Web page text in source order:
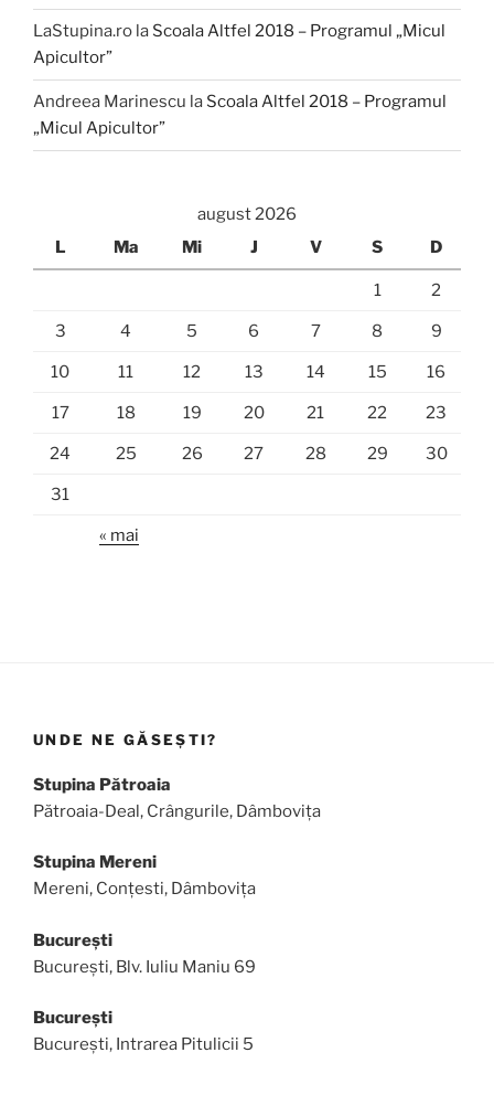
LaStupina.ro la Scoala Altfel 2018 – Programul „Micul
Apicultor”
Andreea Marinescu la Scoala Altfel 2018 – Programul
„Micul Apicultor”
august 2026
L
Ma Mi J V S D
1 2
3 4 5 6 7 8 9
10 11 12 13 14 15 16
17 18 19 20 21 22 23
24 25 26 27 28 29 30
31
« mai
UNDE NE GĂSEȘTI?
Stupina Pătroaia
Pătroaia-Deal, Crângurile, Dâmbovița
Stupina Mereni
Mereni, Conțesti, Dâmbovița
București
București, Blv. Iuliu Maniu 69
București
București, Intrarea Pitulicii 5